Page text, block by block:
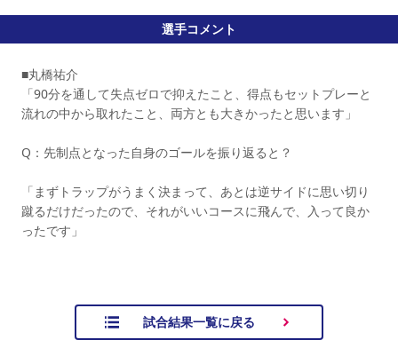
選手コメント
■丸橋祐介
「90分を通して失点ゼロで抑えたこと、得点もセットプレーと
流れの中から取れたこと、両方とも大きかったと思います」
Q：先制点となった自身のゴールを振り返ると？
「まずトラップがうまく決まって、あとは逆サイドに思い切り
蹴るだけだったので、それがいいコースに飛んで、入って良か
ったです」
試合結果一覧に戻る